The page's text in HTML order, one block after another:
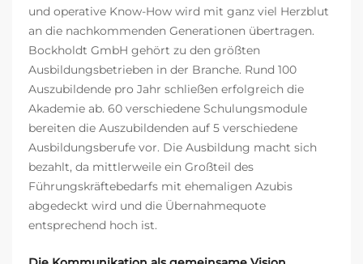
und operative Know-How wird mit ganz viel Herzblut
an die nachkommenden Generationen übertragen.
Bockholdt GmbH gehört zu den größten
Ausbildungsbetrieben in der Branche. Rund 100
Auszubildende pro Jahr schließen erfolgreich die
Akademie ab. 60 verschiedene Schulungsmodule
bereiten die Auszubildenden auf 5 verschiedene
Ausbildungsberufe vor. Die Ausbildung macht sich
bezahlt, da mittlerweile ein Großteil des
Führungskräftebedarfs mit ehemaligen Azubis
abgedeckt wird und die Übernahmequote
entsprechend hoch ist.